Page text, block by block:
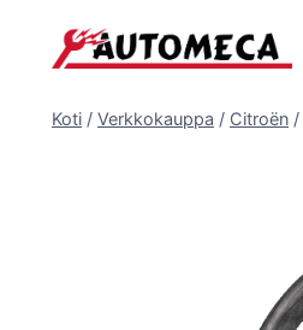
sisältöön
Koti / Verkkokauppa / Citroën /